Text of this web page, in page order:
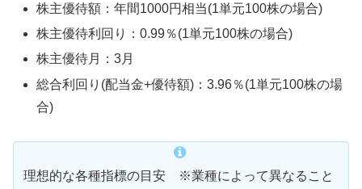
株主優待額：年間1000円相当(1単元100株の場合)
株主優待利回り：0.99％(1単元100株の場合)
株主優待月：3月
総合利回り(配当金+優待額)：3.96％(1単元100株の場
合)
理想的な各種指標の目安 ※業種によって異なること